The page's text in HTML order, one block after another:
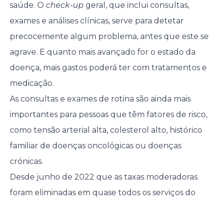
saúde. O check-upgeral, que inclui consultas,
exames e análises clínicas, serve para detetar
precocemente algum problema, antes que este se
agrave. E quanto mais avançado for o estado da
doença, mais gastos poderá ter com tratamentos e
medicação.
As consultas e exames de rotina são ainda mais
importantes para pessoas que têm fatores de risco,
como tensão arterial alta, colesterol alto, histórico
familiar de doenças oncológicas ou doenças
crónicas.
Desde junho de 2022 que as taxas moderadoras
foram eliminadas em quase todos os serviços do